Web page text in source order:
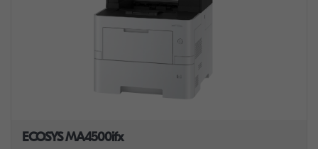
ECOSYS MA4500ifx